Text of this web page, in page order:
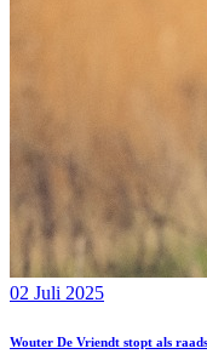
02 Juli 2025
Wouter De Vriendt stopt als